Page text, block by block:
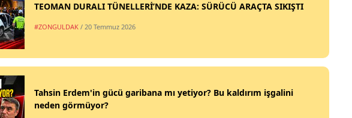
TEOMAN DURALI TÜNELLERİ’NDE KAZA: SÜRÜCÜ ARAÇTA SIKIŞTI
#ZONGULDAK / 20 Temmuz 2026
Tahsin Erdem'in gücü garibana mı yetiyor? Bu kaldırım işgalini
neden görmüyor?